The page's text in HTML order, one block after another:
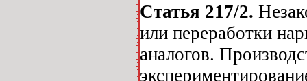
Статья 217/2.
или переработки
аналогов.